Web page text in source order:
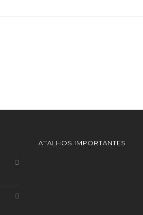
ATALHOS IMPORTANTES